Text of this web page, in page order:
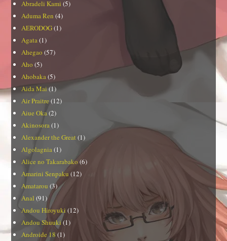
Abradeli Kami (5)
Aduma Ren (4)
AERODOG(1)
Agata(1)
Ahegao (57)
Aho (5)
Ahobaka(5)
Aida Mai(1)
Air Praitre(12)
Aiue Oka(2)
Akinosora(1)
Alexander the Great (1)
Algolagnia(1)
Alice no Takarabako (6)
Amarini Senpaku (12)
Amatarou (3)
Anal (91)
Andou Hiroyuki (12)
Andou Shuuki(1)
Androide 18 (1)